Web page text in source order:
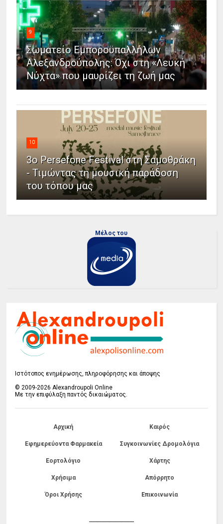
9
Σωματείο Εμποροϋπαλλήλων
Αλεξανδρούπολης: Όχι στη «Λευκή
Νύχτα» που μαυρίζει τη ζωή μας
10
3ο Persefone Festival στη Σαμοθράκη
- Τιμώντας τη μουσική παράδοση
του τόπου μας
Μέλος του
Ιστότοπος ενημέρωσης, πληροφόρησης και άποψης
© 2009-2026 Alexandroupoli Online
Με την επιφύλαξη παντός δικαιώματος.
Αρχική Καιρός
Εφημερεύοντα Φαρμακεία Συγκοινωνίες Δρομολόγια
Εορτολόγιο Χάρτης
Χρήσιμα Απόρρητο
Όροι Χρήσης Επικοινωνία
------------------------------